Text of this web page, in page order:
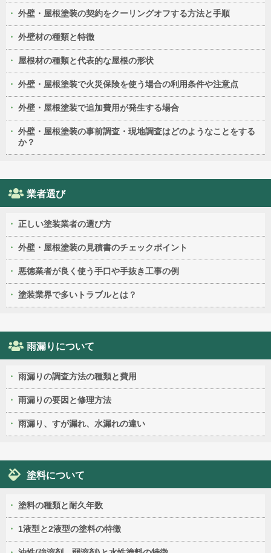
外壁・屋根塗装の契約をクーリングオフする方法と手順
外壁材の種類と特徴
屋根材の種類と代表的な屋根の形状
外壁・屋根塗装で火災保険を使う場合の利用条件や注意点
外壁・屋根塗装で追加費用が発生する場合
外壁・屋根塗装の事前調査・現地調査はどのようなことをする
か？
業者選び
正しい塗装業者の選び方
外壁・屋根塗装の見積書のチェックポイント
悪徳業者が良く使う手口や手抜き工事の例
塗装業界で多いトラブルとは？
雨漏りについて
雨漏りの調査方法の種類と費用
雨漏りの要因と修理方法
雨漏り、すが漏れ、水漏れの違い
塗料について
塗料の種類と耐久年数
1液型と2液型の塗料の特徴